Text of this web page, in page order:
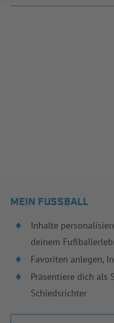
MEIN FUSSBALL
Inhalte
deinem
Favoriten anlegen,
Präsentiere dich als
Schiedsrichter